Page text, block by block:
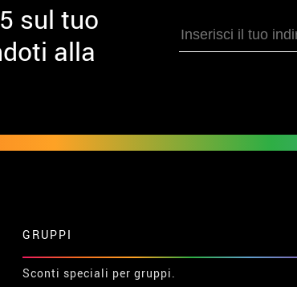
sul tuo
alla
GRUPPI
Sconti speciali per gruppi.